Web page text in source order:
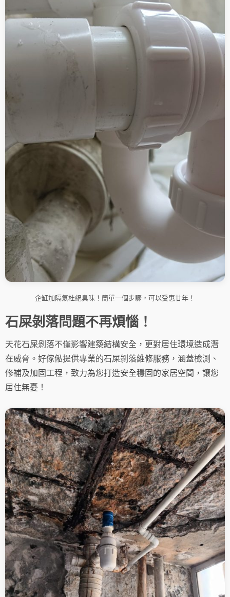
企缸加隔氣杜絕臭味！簡單一個步驟，可以受惠廿年！
石屎剝落問題不再煩惱！
天花石屎剝落不僅影響建築結構安全，更對居住環境造成潛
在威脅。好傢俬提供專業的石屎剝落維修服務，涵蓋檢測、
修補及加固工程，致力為您打造安全穩固的家居空間，讓您
居住無憂！